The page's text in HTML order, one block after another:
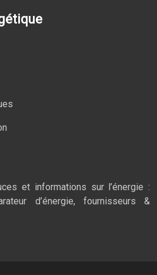
et informations sur l’énergie :
d’énergie, fournisseurs &